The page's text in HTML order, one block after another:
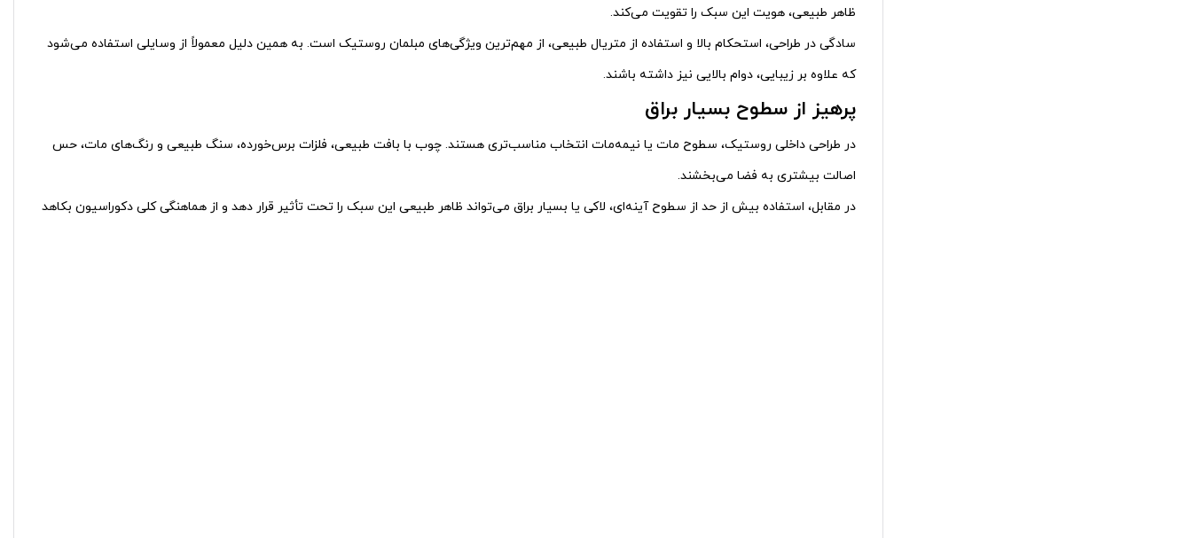
ظاهر طبیعی، هویت این سبک را تقویت می‌کند.
سادگی در طراحی، استحکام بالا و استفاده از متریال طبیعی، از مهم‌ترین ویژگی‌های مبلمان روستیک است. به همین دلیل معمولاً از وسایلی استفاده می‌شود
که علاوه بر زیبایی، دوام بالایی نیز داشته باشند.
پرهیز از سطوح بسیار براق
در طراحی داخلی روستیک، سطوح مات یا نیمه‌مات انتخاب مناسب‌تری هستند. چوب با بافت طبیعی، فلزات برس‌خورده، سنگ طبیعی و رنگ‌های مات، حس
اصالت بیشتری به فضا می‌بخشند.
در مقابل، استفاده بیش از حد از سطوح آینه‌ای، لاکی یا بسیار براق می‌تواند ظاهر طبیعی این سبک را تحت تأثیر قرار دهد و از هماهنگی کلی دکوراسیون بکاهد